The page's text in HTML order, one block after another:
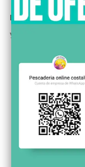
La puntillita fresca
año, aunque es
ya que el consumo
la zona. La
cefalópodo es
Madrid
Zona de captura:
Temporada
Método